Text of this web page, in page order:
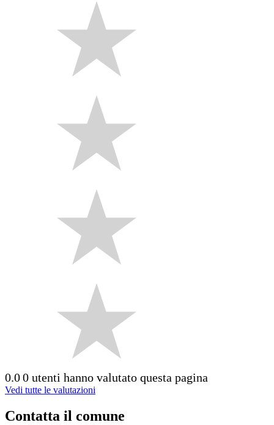
0.00 utenti hanno valutato questa pagina
Vedi tutte le valutazioni
Contatta il comune